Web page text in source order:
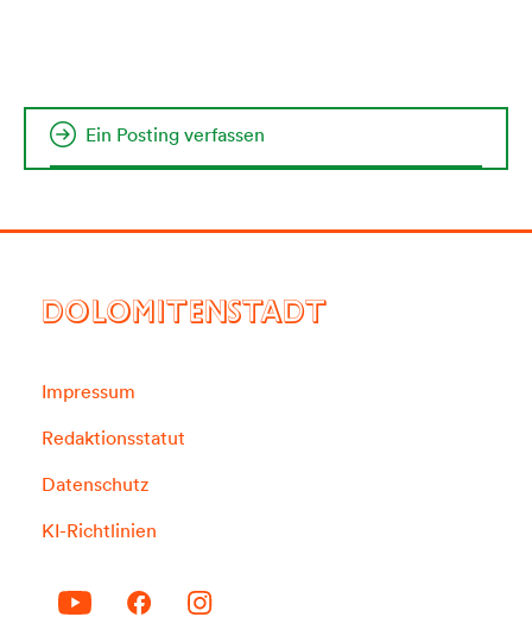
Ein Posting verfassen
DOLOMITENSTADT
Impressum
Redaktionsstatut
Datenschutz
KI-Richtlinien